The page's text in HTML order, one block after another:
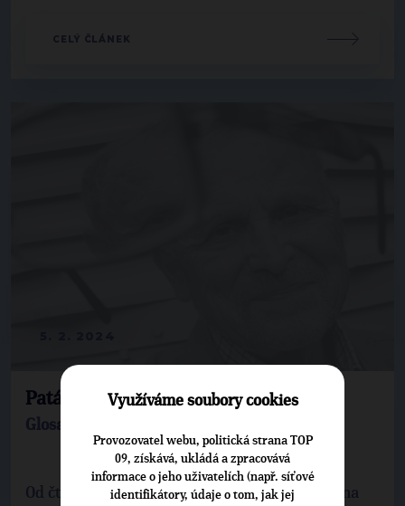
CELÝ ČLÁNEK
Patálie s přihláškami na střední školy
Glosa Oldy Čepelky
Od čtvrtka mělo být možné podávat přihlášky na
Využíváme soubory cookies
Provozovatel webu, politická strana TOP
09, získává, ukládá a zpracovává
informace o jeho uživatelích (např. síťové
identifikátory, údaje o tom, jak jej